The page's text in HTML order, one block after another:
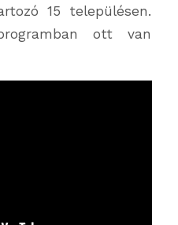
15 településen.
ott van